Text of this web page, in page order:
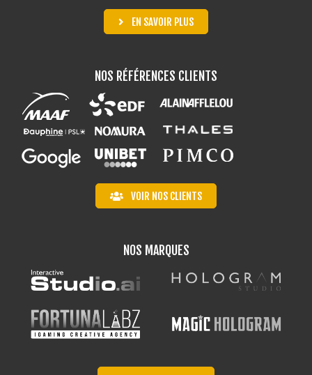
EN SAVOIR PLUS
NOS RÉFÉRENCES CLIENTS
VOIR NOS CLIENTS
NOS MARQUES